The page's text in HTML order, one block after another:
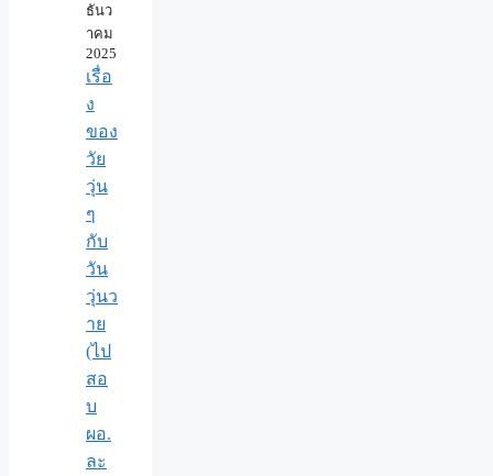
ธันว
าคม
2025
เรื่อ
ง
ของ
วัย
วุ่น
ๆ
กับ
วัน
วุ่นว
าย
(ไป
สอ
บ
ผอ.
ละ